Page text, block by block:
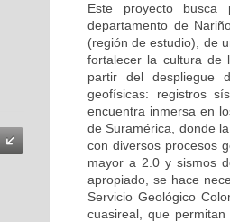
Este proyecto
departamento de
(región de estudio), de
fortalecer la cultura de
partir del despliegue
geofísicas: registros
encuentra inmersa en
de Suramérica, donde
con diversos procesos
mayor a 2.0 y sismos
apropiado, se hace
Servicio Geológico
cuasireal, que